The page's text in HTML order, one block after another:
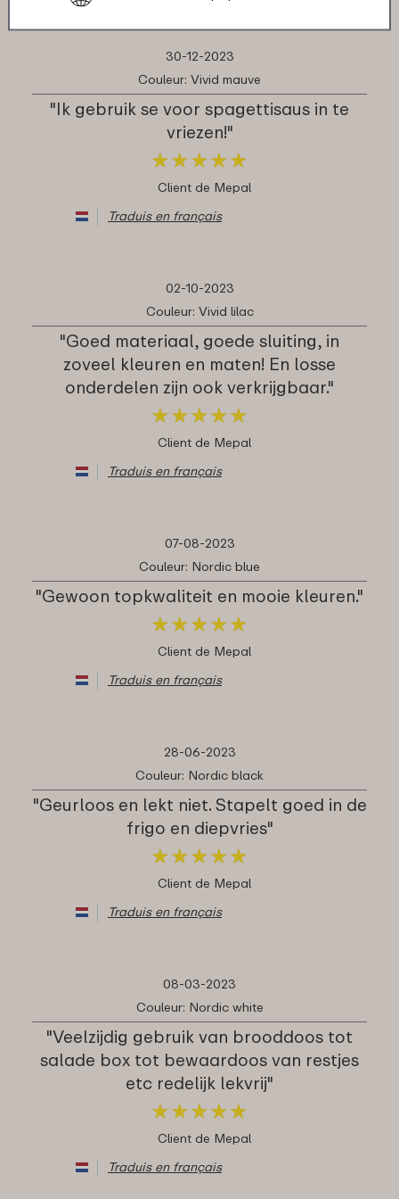
30-12-2023
Couleur: Vivid mauve
"Ik gebruik se voor spagettisaus in te
vriezen!"
★★★★★
★★★★★
Client de Mepal
Traduis en français
02-10-2023
Couleur: Vivid lilac
"Goed materiaal, goede sluiting, in
zoveel kleuren en maten! En losse
onderdelen zijn ook verkrijgbaar."
★★★★★
★★★★★
Client de Mepal
Traduis en français
07-08-2023
Couleur: Nordic blue
"Gewoon topkwaliteit en mooie kleuren."
★★★★★
★★★★★
Client de Mepal
Traduis en français
28-06-2023
Couleur: Nordic black
"Geurloos en lekt niet. Stapelt goed in de
frigo en diepvries"
★★★★★
★★★★★
Client de Mepal
Traduis en français
08-03-2023
Couleur: Nordic white
"Veelzijdig gebruik van brooddoos tot
salade box tot bewaardoos van restjes
etc redelijk lekvrij"
★★★★★
★★★★★
Client de Mepal
Traduis en français